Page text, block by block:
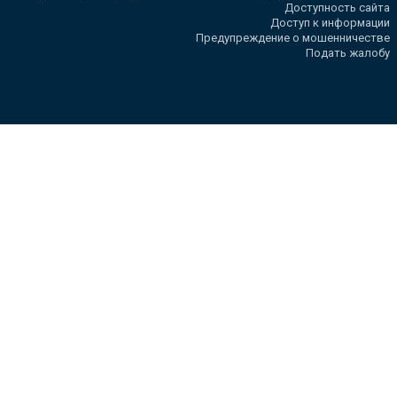
Доступность сайта
Доступ к информации
Предупреждение о мошенничестве
Подать жалобу